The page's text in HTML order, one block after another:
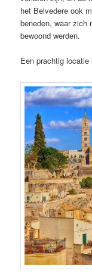
het Belvedere ook
beneden, waar zich
bewoond werden.
Een prachtig